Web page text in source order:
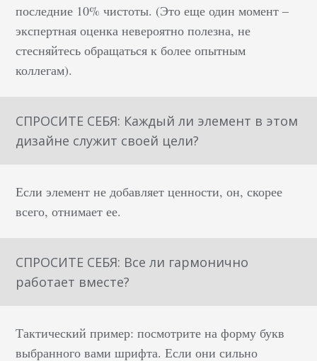
последние 10% чистоты. (Это еще один момент –
экспертная оценка невероятно полезна, не
стесняйтесь обращаться к более опытным
коллегам).
СПРОСИТЕ СЕБЯ: Каждый ли элемент в этом
дизайне служит своей цели?
Если элемент не добавляет ценности, он, скорее
всего, отнимает ее.
СПРОСИТЕ СЕБЯ: Все ли гармонично
работает вместе?
Тактический пример: посмотрите на форму букв
выбранного вами шрифта. Если они сильно